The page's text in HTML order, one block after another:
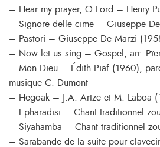
– Hear my prayer, O Lord – Henry
– Signore delle cime – Giuseppe
– Pastori – Giuseppe De Marzi
– Now let us sing – Gospel, arr.
– Mon Dieu – Édith Piaf (1960),
musique C. Dumont
– Hegoak – J.A. Artze et M. Laboa
– I pharadisi – Chant traditionnel
– Siyahamba – Chant traditionnel
– Sarabande de la suite pour